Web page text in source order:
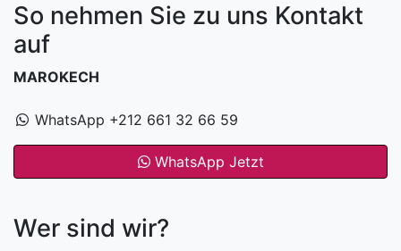
So nehmen Sie zu uns Kontakt
auf
MAROKECH
WhatsApp +212 661 32 66 59
WhatsApp Jetzt
Wer sind wir?